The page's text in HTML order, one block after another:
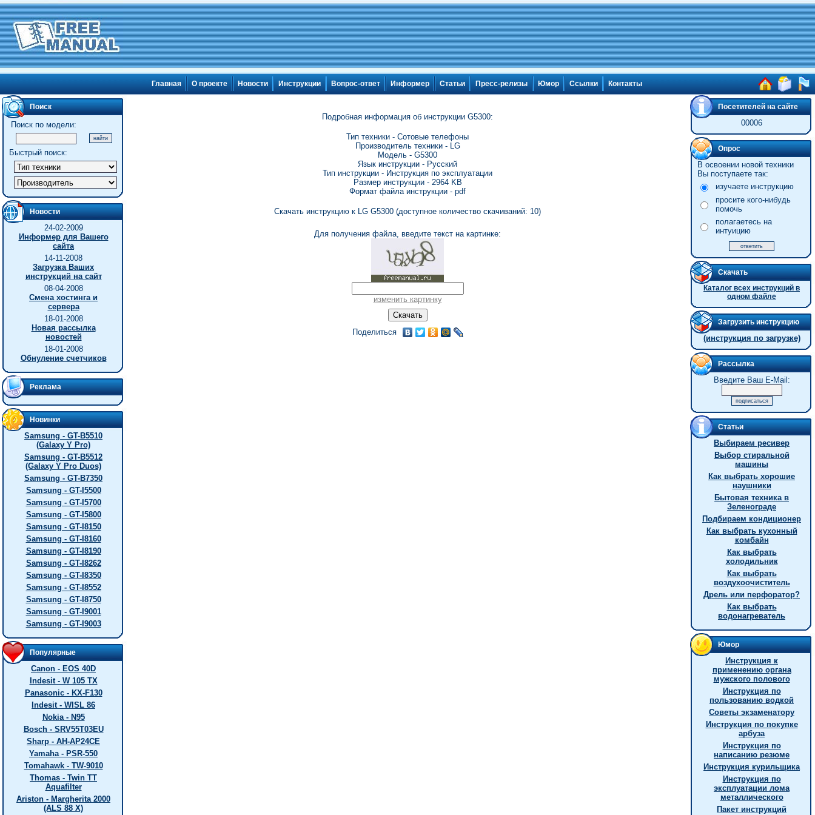
Главная О проекте Новости Инструкции Вопрос-ответ Информер Статьи Пресс-релизы Юмор Ссылки Контакты
Поиск
Поиск по модели:
Быстрый поиск:
Новости
24-02-2009
Информер для Вашего
сайта
14-11-2008
Загрузка Ваших
инструкций на сайт
08-04-2008
Смена хостинга и
сервера
18-01-2008
Новая рассылка
новостей
18-01-2008
Обнуление счетчиков
Реклама
Новинки
Samsung - GT-B5510
(Galaxy Y Pro)
Samsung - GT-B5512
(Galaxy Y Pro Duos)
Samsung - GT-B7350
Samsung - GT-I5500
Samsung - GT-I5700
Samsung - GT-I5800
Samsung - GT-I8150
Samsung - GT-I8160
Samsung - GT-I8190
Samsung - GT-I8262
Samsung - GT-I8350
Samsung - GT-I8552
Samsung - GT-I8750
Samsung - GT-I9001
Samsung - GT-I9003
Популярные
Canon - EOS 40D
Indesit - W 105 TX
Panasonic - KX-F130
Indesit - WISL 86
Nokia - N95
Bosch - SRV55T03EU
Sharp - AH-AP24CE
Yamaha - PSR-550
Tomahawk - TW-9010
Thomas - Twin TT
Aquafilter
Ariston - Margherita 2000
(ALS 88 X)
Подробная информация об инструкции G5300:
Тип техники - Сотовые телефоны
Производитель техники - LG
Модель - G5300
Язык инструкции - Русский
Тип инструкции - Инструкция по эксплуатации
Размер инструкции - 2964 KB
Формат файла инструкции - pdf
Скачать инструкцию к LG G5300 (доступное количество скачиваний: 10)
Для получения файла, введите текст на картинке:
изменить картинку
Поделиться
Посетителей на сайте
00006
Опрос
В освоении новой техники
Вы поступаете так:
изучаете инструкцию
просите кого-нибудь
помочь
полагаетесь на
интуицию
Скачать
Каталог всех инструкций в
одном файле
Загрузить инструкцию
(инструкция по загрузке)
Рассылка
Введите Ваш E-Mail:
Статьи
Выбираем ресивер
Выбор стиральной
машины
Как выбрать хорошие
наушники
Бытовая техника в
Зеленограде
Подбираем кондиционер
Как выбрать кухонный
комбайн
Как выбрать
холодильник
Как выбрать
воздухоочиститель
Дрель или перфоратор?
Как выбрать
водонагреватель
Юмор
Инструкция к
применению органа
мужского полового
Инструкция по
пользованию водкой
Советы экзаменатору
Инструкция по покупке
арбуза
Инструкция по
написанию резюме
Инструкция курильщика
Инструкция по
эксплуатации лома
металлического
Пакет инструкций